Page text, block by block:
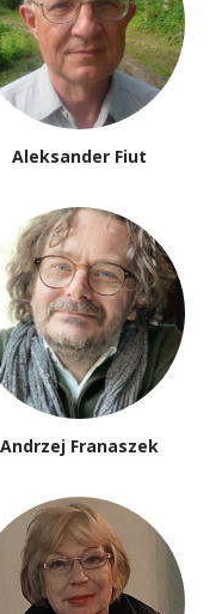
Aleksander Fiut
Andrzej Franaszek